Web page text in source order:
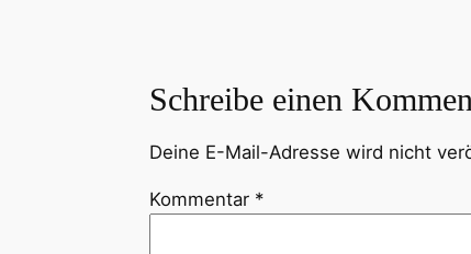
Schreibe einen
Deine E-Mail-Adresse wird nicht
Kommentar *